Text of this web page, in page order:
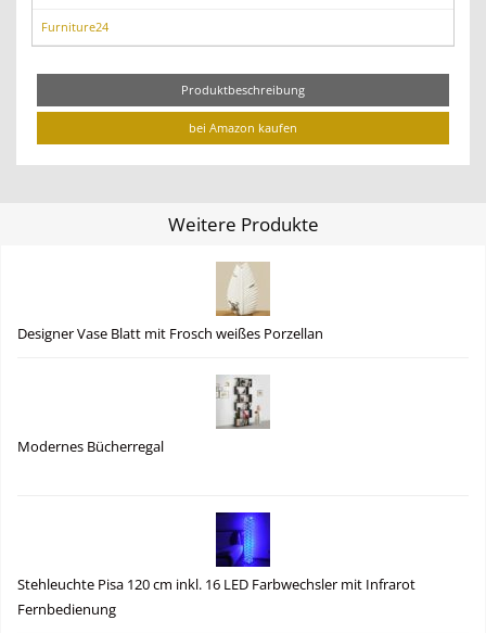
Furniture24
Produktbeschreibung
bei Amazon kaufen
Weitere Produkte
Designer Vase Blatt mit Frosch weißes Porzellan
Modernes Bücherregal
Stehleuchte Pisa 120 cm inkl. 16 LED Farbwechsler mit Infrarot
Fernbedienung